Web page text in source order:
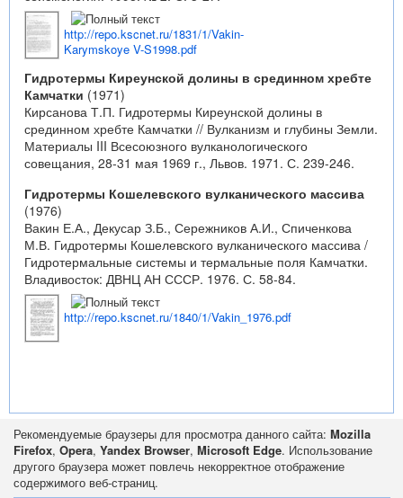
http://repo.kscnet.ru/1831/1/Vakin-
Karymskoye V-S1998.pdf
Гидротермы Киреунской долины в срединном хребте
Камчатки (1971)
Кирсанова Т.П. Гидротермы Киреунской долины в
срединном хребте Камчатки // Вулканизм и глубины Земли.
Материалы III Всесоюзного вулканологического
совещания, 28-31 мая 1969 г., Львов. 1971. С. 239-246.
Гидротермы Кошелевского вулканического массива
(1976)
Вакин Е.А., Декусар З.Б., Сережников А.И., Спиченкова
М.В. Гидротермы Кошелевского вулканического массива /
Гидротермальные системы и термальные поля Камчатки.
Владивосток: ДВНЦ АН СССР. 1976. С. 58-84.
http://repo.kscnet.ru/1840/1/Vakin_1976.pdf
Рекомендуемые браузеры для просмотра данного сайта: Mozilla
Firefox, Opera, Yandex Browser, Microsoft Edge. Использование
другого браузера может повлечь некорректное отображение
содержимого веб-страниц.